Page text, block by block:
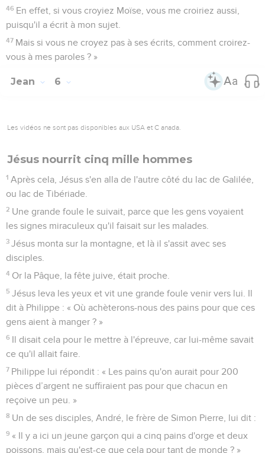
46 En effet, si vous croyiez Moïse, vous me croiriez aussi,
puisqu'il a écrit à mon sujet.
47 Mais si vous ne croyez pas à ses écrits, comment croirez-
vous à mes paroles ? »
Jean 6
Les vidéos ne sont pas disponibles aux USA et C anada.
Jésus nourrit cinq mille hommes
1 Après cela, Jésus s'en alla de l'autre côté du lac de Galilée,
ou lac de Tibériade.
2 Une grande foule le suivait, parce que les gens voyaient
les signes miraculeux qu'il faisait sur les malades.
3 Jésus monta sur la montagne, et là il s'assit avec ses
disciples.
4 Or la Pâque, la fête juive, était proche.
5 Jésus leva les yeux et vit une grande foule venir vers lui. Il
dit à Philippe : « Où achèterons-nous des pains pour que ces
gens aient à manger ? »
6 Il disait cela pour le mettre à l'épreuve, car lui-même savait
ce qu'il allait faire.
7 Philippe lui répondit : « Les pains qu'on aurait pour 200
pièces d’argent ne suffiraient pas pour que chacun en
reçoive un peu. »
8 Un de ses disciples, André, le frère de Simon Pierre, lui dit :
9 « Il y a ici un jeune garçon qui a cinq pains d'orge et deux
poissons, mais qu'est-ce que cela pour tant de monde ? »